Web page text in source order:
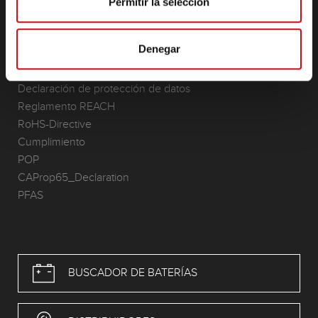
Denegar
CONTACTO
Infoservice
Condiciones Generales de Contratación (CGC)
Declaración de protección de datos
Reglamento REACH
RoHS-Directive
Cumplimiento
POP
CAProp65_Declaration
PFAS
BUSCADOR DE BATERÍAS